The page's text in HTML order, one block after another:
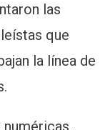
las
que
la línea de